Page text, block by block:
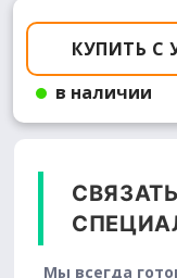
КУПИТЬ С
в наличии
Мы всегда